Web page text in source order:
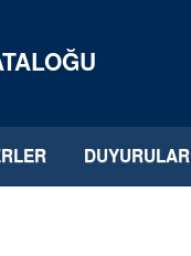
DUYURULAR